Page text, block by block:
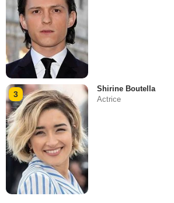
3
Shirine Boutella
Actrice